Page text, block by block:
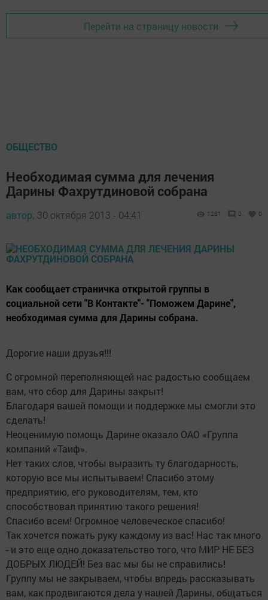
Перейти на страницу новости
ОБЩЕСТВО
Необходимая сумма для лечения
Дарины Фахрутдиновой собрана
автор, 30 октября 2013 - 04:41 1281 0 0
Как сообщает страничка открытой группы в
социальной сети "В Контакте"- "Поможем Дарине",
необходимая сумма для Дарины собрана.
Дорогие наши друзья!!!
С огромной переполняющей нас радостью сообщаем
вам, что сбор для Дарины закрыт!
Благодаря вашей помощи и поддержке мы смогли это
сделать!
Неоценимую помощь Дарине оказало ОАО «Группа
компаний «Таиф».
Нет таких слов, чтобы выразить ту благодарность,
которую все мы испытываем! Спасибо этому
предприятию, его руководителям, тем, кто
способствовал принятию такого решения!
Спасибо всем! Огромное человеческое спасибо!
Так хочется пожать руку каждому из вас! Нас так много
- и это еще одно доказательство того, что МИР НЕ БЕЗ
ДОБРЫХ ЛЮДЕЙ! Без вас мы бы не справились!
Группу мы не закрываем, чтобы впредь рассказывать
вам, как продвигаются дела у нашей Дарины, общаться